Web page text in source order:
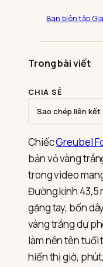
Ban biên tập
Trong bài viết
CHIA SẺ
Sao chép liên kết
ChiếcGreubel
bản vỏ vàng
trong video
Đường kính 43,5
găng tay, bốn
vàng trắng dự
làm nên tên tuổi
hiển thị giờ,